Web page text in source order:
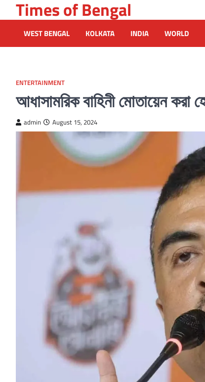
to
content
Times of Bengal
WEST BENGAL KOLKATA INDIA WORLD
ENTERTAINMENT
আধাসামরিক বাহিনী মোতায়েন করা
admin August 15, 2024